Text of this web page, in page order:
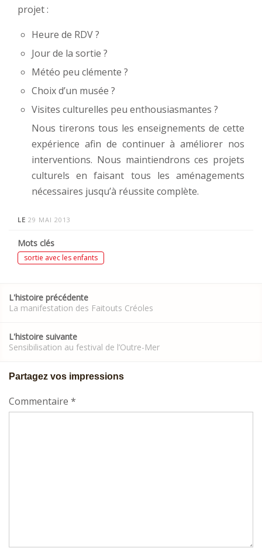
projet :
Heure de RDV ?
Jour de la sortie ?
Météo peu clémente ?
Choix d’un musée ?
Visites culturelles peu enthousiasmantes ?
Nous tirerons tous les enseignements de cette
expérience afin de continuer à améliorer nos
interventions. Nous maintiendrons ces projets
culturels en faisant tous les aménagements
nécessaires jusqu’à réussite complète.
LE 29 MAI 2013
Mots clés
sortie avec les enfants
navigation
L'histoire précédente
La manifestation des Faitouts Créoles
L'histoire suivante
Sensibilisation au festival de l’Outre-Mer
Partagez vos impressions
Commentaire *